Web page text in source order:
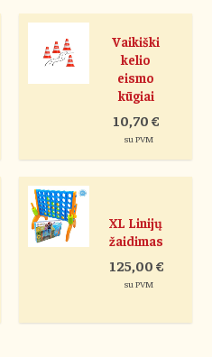
Vaikiški
kelio
eismo
kūgiai
10,70€
su PVM
XL Linijų
žaidimas
125,00 €
su PVM